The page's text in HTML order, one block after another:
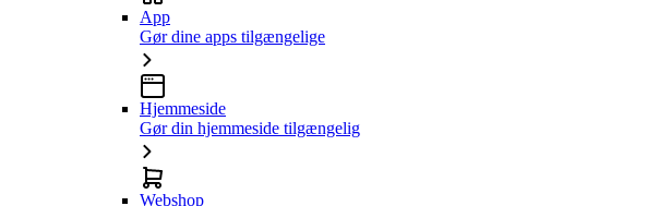
App
Gør dine apps tilgængelige
Hjemmeside
Gør din hjemmeside tilgængelig
Webshop